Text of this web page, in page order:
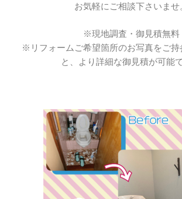
お気軽にご相談下さいませ
※現地調査・御見積無料
※リフォームご希望箇所のお写真をご持
と、より詳細な御見積が可能で